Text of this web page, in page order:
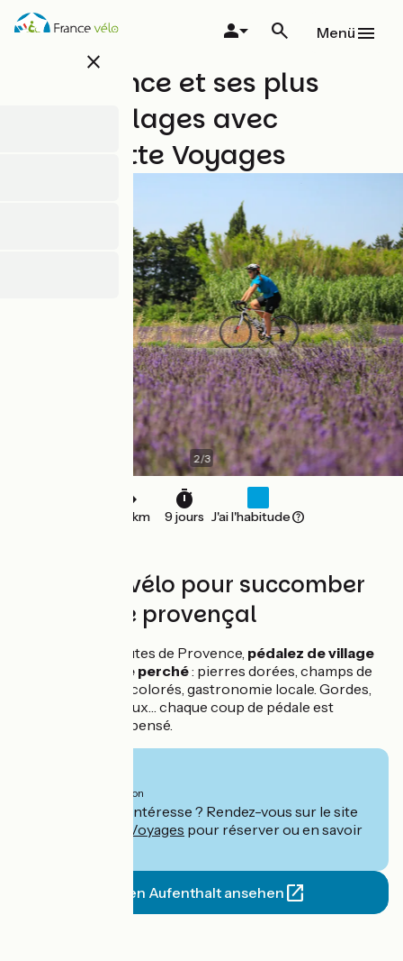
Direkt
zum
close
Menü
La Provence et ses plus
beaux villages avec
Abicyclette Voyages
2/3
248 km 9 jours J'ai l'habitude
9 jours de vélo pour succomber
au charme provençal
Sur les petites routes de Provence, pédalez de village
perché en village perché: pierres dorées, champs de
lavande, marchés colorés, gastronomie locale. Gordes,
Roussillon, Les Baux… chaque coup de pédale est
largement récompensé.
pro Person
Ce séjour vous intéresse ? Rendez-vous sur le site
Abicyclette Voyages pour réserver ou en savoir
Diesen Aufenthalt ansehen